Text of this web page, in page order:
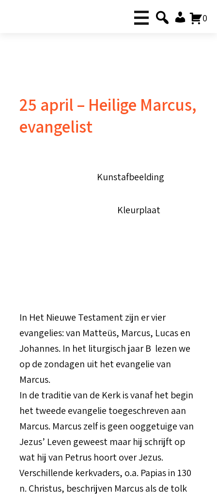
0
25 april – Heilige Marcus,
evangelist
Kunstafbeelding
Kleurplaat
In Het Nieuwe Testament zijn er vier
evangelies: van Matteüs, Marcus, Lucas en
Johannes. In het liturgisch jaar B lezen we
op de zondagen uit het evangelie van
Marcus.
In de traditie van de Kerk is vanaf het begin
het tweede evangelie toegeschreven aan
Marcus. Marcus zelf is geen ooggetuige van
Jezus’ Leven geweest maar hij schrijft op
wat hij van Petrus hoort over Jezus.
Verschillende kerkvaders, o.a. Papias in 130
n. Christus, beschrijven Marcus als de tolk